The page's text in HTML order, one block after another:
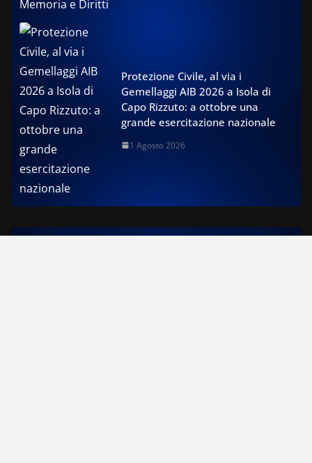
Protezione Civile, al via i
Gemellaggi AIB 2026 a Isola di
Capo Rizzuto: a ottobre una
grande esercitazione nazionale
1 Agosto 2026